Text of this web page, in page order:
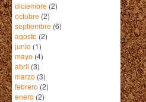
diciembre (2)
octubre (2)
septiembre (6)
agosto (2)
junio (1)
mayo (4)
abril (3)
marzo (3)
febrero (2)
enero (2)